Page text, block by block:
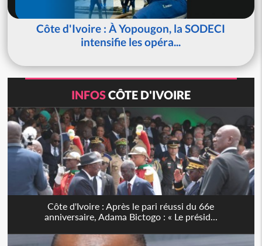
Côte d'Ivoire : À Yopougon, la SODECI
intensifie les opéra...
INFOSCÔTE D'IVOIRE
Côte d'Ivoire : Après le pari réussi du 66e
anniversaire, Adama Bictogo : « Le présid...